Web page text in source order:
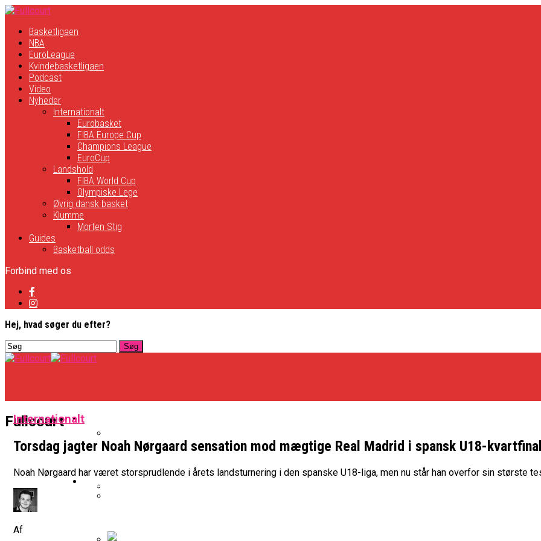
Basketligaen
NBA
EuroLeague
Kvindebasketligaen
Podcast
Video
Nyheder
Internationalt
Eurobasket
FIBA Europe Cup
Champions League
EuroCup
Landshold
FIBA World Cup
Olympiske Lege
Øvrig dansk basket
Klumme
Morten Stig
Guides
Basketball odds
Forbind med os
Hej, hvad søger du efter?
Fullcourt Basketligaen
Officielt: Vejen Gafler Dansker Hos Rabbits
NBA
Internationalt
Torsdag jagter Noah Nørgaard sensation mod mægtige Real Madrid i spansk U18-
Noah Nørgaard har været storsprudlende i årets landsturnering i den spanske U18-liga, men nu står han overfor sin største
Af